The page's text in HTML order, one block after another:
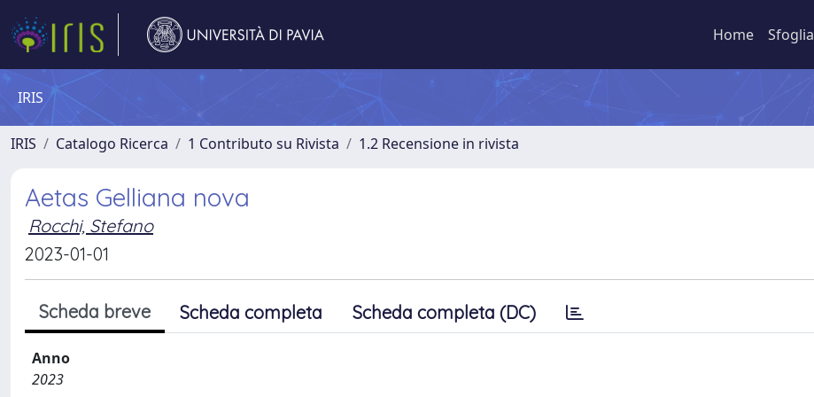
Home Sfoglia
IRIS
IRIS Catalogo Ricerca 1 Contributo su Rivista 1.2 Recensione in rivista
Aetas Gelliana nova
Rocchi, Stefano
2023-01-01
Scheda breve Scheda completa Scheda completa (DC)
Anno
2023